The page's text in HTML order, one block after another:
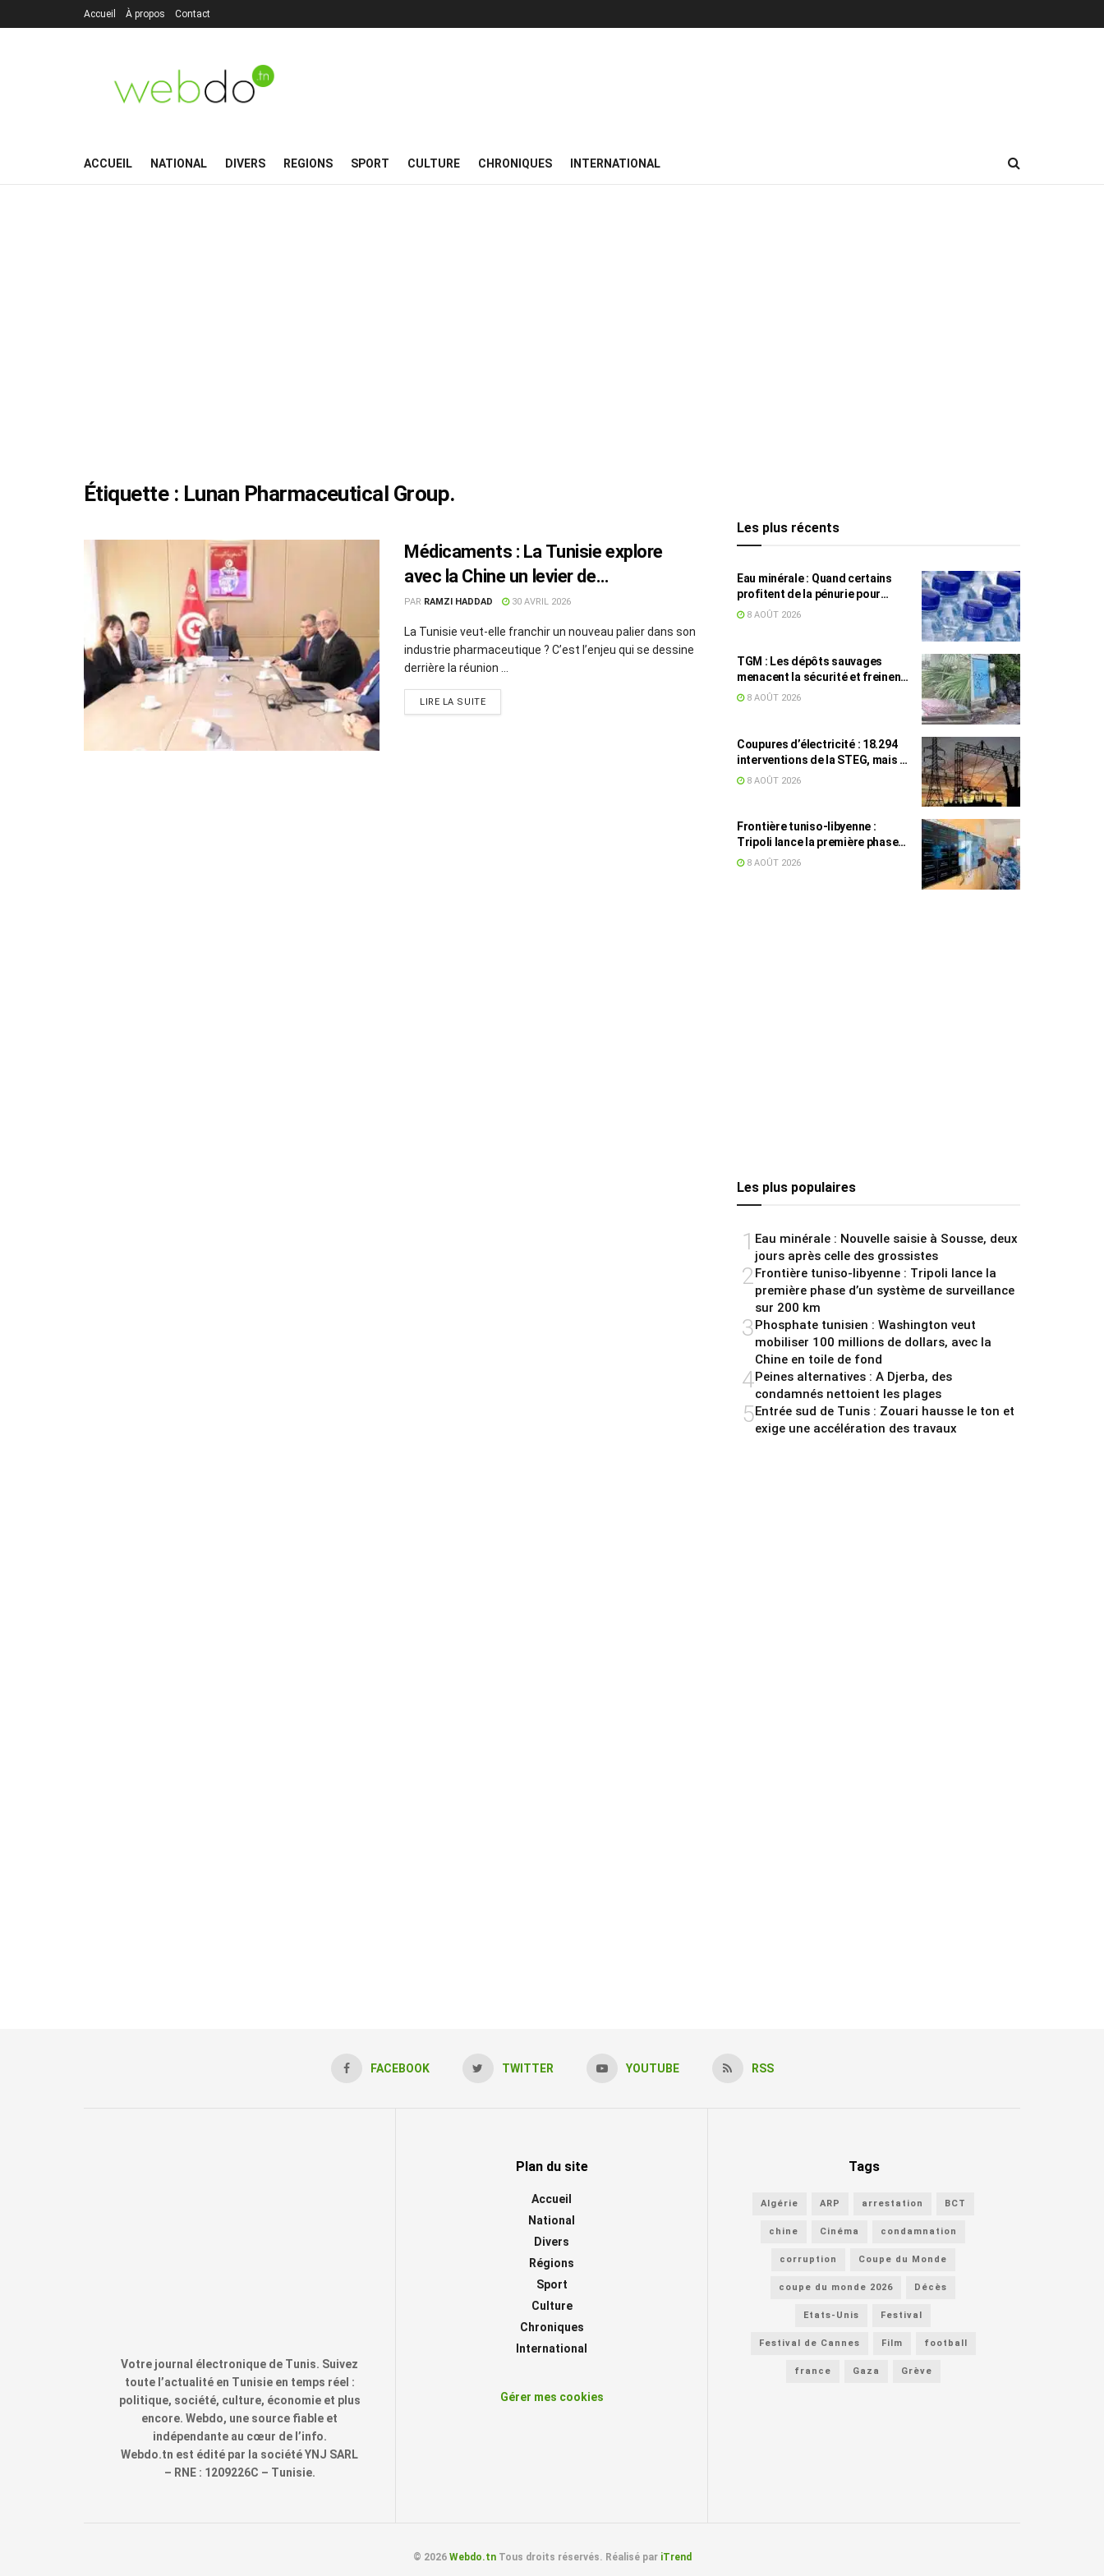
Accueil À propos Contact
ACCUEIL NATIONAL DIVERS REGIONS SPORT CULTURE CHRONIQUES INTERNATIONAL
Étiquette : Lunan Pharmaceutical Group.
Médicaments : La Tunisie explore
avec la Chine un levier de
souveraineté sanitaire
PAR RAMZI HADDAD 30 AVRIL 2026
La Tunisie veut-elle franchir un nouveau palier dans son
industrie pharmaceutique ? C’est l’enjeu qui se dessine
derrière la réunion ...
LIRE LA SUITE
Les plus récents
Eau minérale : Quand certains
profitent de la pénurie pour
augmenter les prix
8 AOÛT 2026
TGM : Les dépôts sauvages
menacent la sécurité et freinent
les travaux
8 AOÛT 2026
Coupures d’électricité : 18.294
interventions de la STEG, mais la
colère ne retombe pas
8 AOÛT 2026
Frontière tuniso-libyenne :
Tripoli lance la première phase
d’un système de surveillance sur
8 AOÛT 2026
Les plus populaires
1 Eau minérale : Nouvelle saisie à Sousse, deux
jours après celle des grossistes
2Frontière tuniso-libyenne : Tripoli lance la
première phase d’un système de surveillance
sur 200 km
3Phosphate tunisien : Washington veut
mobiliser 100 millions de dollars, avec la
Chine en toile de fond
4Peines alternatives : A Djerba, des
condamnés nettoient les plages
5Entrée sud de Tunis : Zouari hausse le ton et
exige une accélération des travaux
FACEBOOK TWITTER YOUTUBE RSS
Votre journal électronique de Tunis. Suivez
toute l’actualité en Tunisie en temps réel :
politique, société, culture, économie et plus
encore. Webdo, une source fiable et
indépendante au cœur de l’info.
Webdo.tn est édité par la société YNJ SARL
– RNE : 1209226C – Tunisie.
Plan du site
Accueil
National
Divers
Régions
Sport
Culture
Chroniques
International
Gérer mes cookies
Tags
Algérie ARP arrestation BCT
chine Cinéma condamnation
corruption Coupe du Monde
coupe du monde 2026 Décès
Etats-Unis Festival
Festival de Cannes Film football
france Gaza Grève
© 2026 Webdo.tnTous droits réservés. Réalisé par iTrend